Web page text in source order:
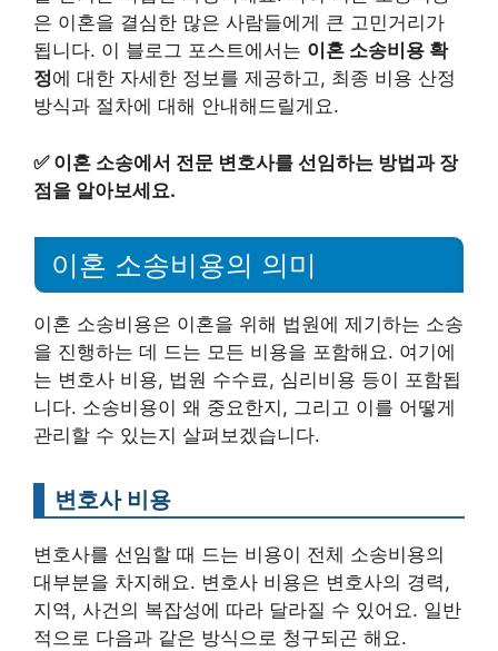
은 이혼을 결심한 많은 사람들에게 큰 고민거리가
됩니다. 이 블로그 포스트에서는 이혼 소송비용 확
정에 대한 자세한 정보를 제공하고, 최종 비용 산정
방식과 절차에 대해 안내해드릴게요.
✅ 이혼 소송에서 전문 변호사를 선임하는 방법과 장
점을 알아보세요.
이혼 소송비용의 의미
이혼 소송비용은 이혼을 위해 법원에 제기하는 소송
을 진행하는 데 드는 모든 비용을 포함해요. 여기에
는 변호사 비용, 법원 수수료, 심리비용 등이 포함됩
니다. 소송비용이 왜 중요한지, 그리고 이를 어떻게
관리할 수 있는지 살펴보겠습니다.
변호사 비용
변호사를 선임할 때 드는 비용이 전체 소송비용의
대부분을 차지해요. 변호사 비용은 변호사의 경력,
지역, 사건의 복잡성에 따라 달라질 수 있어요. 일반
적으로 다음과 같은 방식으로 청구되곤 해요.